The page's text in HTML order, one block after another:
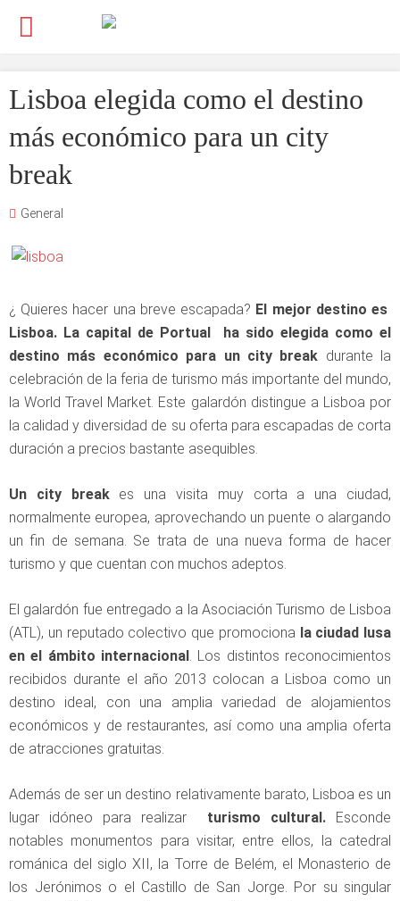
Lisboa elegida como el destino
más económico para un city
break
General
¿ Quieres hacer una breve escapada? El mejor destino es
Lisboa. La capital de Portual ha sido elegida como el
destino más económico para un city break durante la
celebración de la feria de turismo más importante del mundo,
la World Travel Market. Este galardón distingue a Lisboa por
la calidad y diversidad de su oferta para escapadas de corta
duración a precios bastante asequibles.
Un city breakes una visita muy corta a una ciudad,
normalmente europea, aprovechando un puente o alargando
un fin de semana. Se trata de una nueva forma de hacer
turismo y que cuentan con muchos adeptos.
El galardón fue entregado a la Asociación Turismo de Lisboa
(ATL), un reputado colectivo que promociona la ciudad lusa
en el ámbito internacional. Los distintos reconocimientos
recibidos durante el año 2013 colocan a Lisboa como un
destino ideal, con una amplia variedad de alojamientos
económicos y de restaurantes, así como una amplia oferta
de atracciones gratuitas.
Además de ser un destino relativamente barato, Lisboa es un
lugar idóneo para realizar turismo cultural.Esconde
notables monumentos para visitar, entre ellos, la catedral
románica del siglo XII, la Torre de Belém, el Monasterio de
los Jerónimos o el Castillo de San Jorge. Por su singular